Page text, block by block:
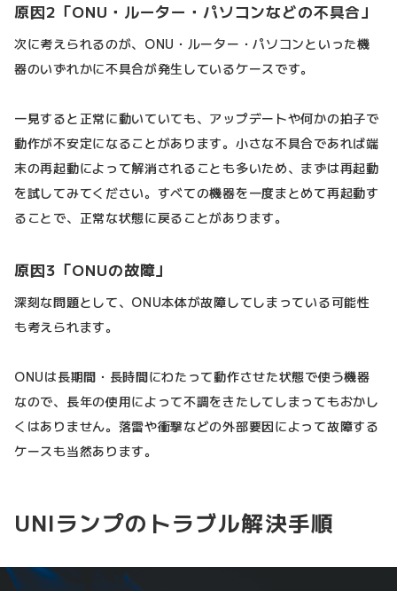
原因2「ONU・ルーター・パソコンなどの不具合」
次に考えられるのが、ONU・ルーター・パソコンといった機
器のいずれかに不具合が発生しているケースです。
一見すると正常に動いていても、アップデートや何かの拍子で
動作が不安定になることがあります。小さな不具合であれば端
末の再起動によって解消されることも多いため、まずは再起動
を試してみてください。すべての機器を一度まとめて再起動す
ることで、正常な状態に戻ることがあります。
原因3「ONUの故障」
深刻な問題として、ONU本体が故障してしまっている可能性
も考えられます。
ONUは長期間・長時間にわたって動作させた状態で使う機器
なので、長年の使用によって不調をきたしてしまってもおかし
くはありません。落雷や衝撃などの外部要因によって故障する
ケースも当然あります。
UNIランプのトラブル解決手順